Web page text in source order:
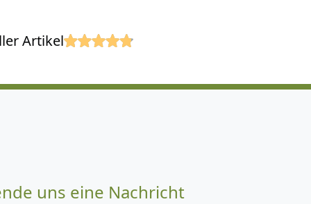
Artikel
uns eine Nachricht